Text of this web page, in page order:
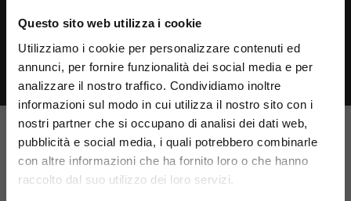
Questo sito web utilizza i cookie
Utilizziamo i cookie per personalizzare contenuti ed
annunci, per fornire funzionalità dei social media e per
analizzare il nostro traffico. Condividiamo inoltre
informazioni sul modo in cui utilizza il nostro sito con i
nostri partner che si occupano di analisi dei dati web,
pubblicità e social media, i quali potrebbero combinarle
con altre informazioni che ha fornito loro o che hanno
raccolto dal suo utilizzo dei loro servizi.
Welcome!
It seems that you are
browsing in a country other